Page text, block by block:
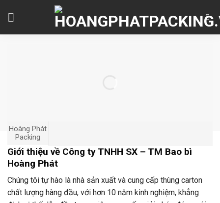
Hoàng Phát
Packing
Giới thiệu về Công ty TNHH SX – TM Bao bì
Hoàng Phát
Chúng tôi tự hào là nhà sản xuất và cung cấp thùng carton
chất lượng hàng đầu, với hơn 10 năm kinh nghiệm, khẳng